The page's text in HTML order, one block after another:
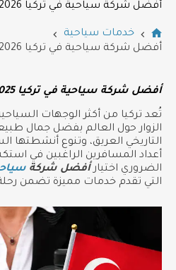
أفضل شركة سياحية في تركيا 2026
خدمات سياحية
أفضل شركة سياحية في تركيا 2026
أفضل شركة سياحية في تركيا 2025
تُعد تركيا من أكثر الوجهات
الزوار حول العالم بفضل جمال
التاريخي العريق، وتنوع أنشطتها
أعداد المسافرين الراغبين في
الضروري اختيارأفضل شركة
التي تقدم خدمات مميزة تضمن